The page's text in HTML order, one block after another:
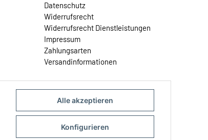
Alle akzeptieren
Konfigurieren
Datenschutz
Widerrufsrecht
Widerrufsrecht Dienstleistungen
Impressum
Zahlungsarten
Versandinformationen